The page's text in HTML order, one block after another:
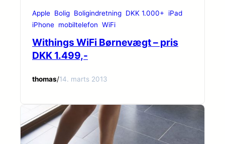
Apple Bolig Boligindretning DKK 1.000+
iPad
iPhone mobiltelefon WiFi
Withings WiFi Børnevægt – pris
DKK 1.499,-
thomas/14. marts 2013